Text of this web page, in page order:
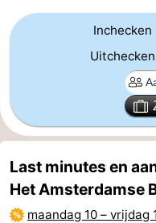
Inchecken
Uitchecken
Last minutes en
Het Amsterdamse
maandag 10 – vrijdag